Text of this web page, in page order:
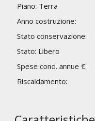
Piano: Terra
Anno costruzione:
Stato conservazione:
Stato: Libero
Spese cond. annue €:
Riscaldamento: